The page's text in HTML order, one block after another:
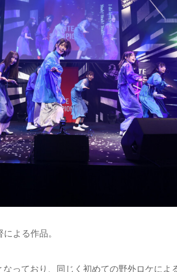
よる作品。
っており、同じく初めての野外ロケによ